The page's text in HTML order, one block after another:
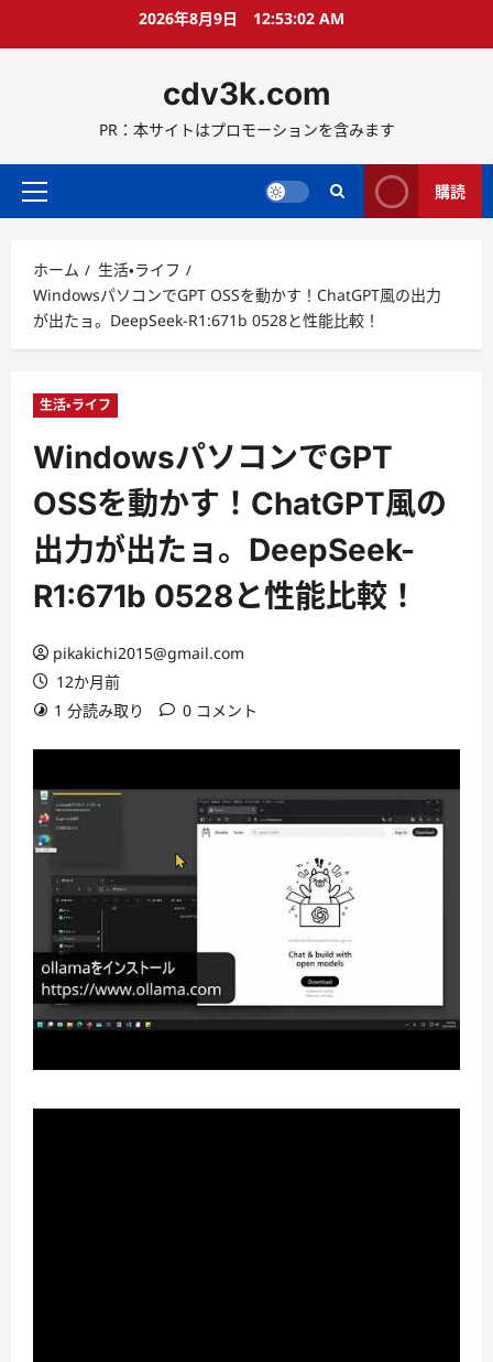
ス
ッ
2026年8月9日 12:53:04 AM
cdv3k.com
PR：本サイトはプロモーションを含みます
メ
メ
ニ
ュ
ー
購読
ホーム
生活・ライフ
WindowsパソコンでGPT OSSを動かす！ChatGPT風の出力
が出たョ。DeepSeek-R1:671b 0528と性能比較！
生活・ライフ
WindowsパソコンでGPT
OSSを動かす！ChatGPT風の
出力が出たョ。DeepSeek-
R1:671b 0528と性能比較！
pikakichi2015@gmail.com
12か月前
1 分読み取り
0 コメント